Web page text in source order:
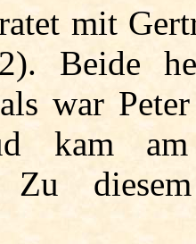
mit
Beide
war
kam
Zu